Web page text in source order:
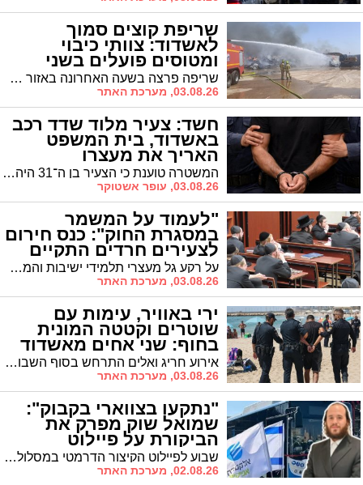
שריפת קוצים סמוך
לאשדוד: צוותי כיבוי
ומטוסים פועלים בשני
מוקדים שריפה פרצה בשעה האחרונה באזור מושב שתולים, סמוך לבית העלמין המקומי. כוחות כיבוי והצלה רבים הוזעקו לזירה לאחר שאש החלה להתפשט בשתי גזרות במקביל, ונעזרים גם בסיוע אווירי כדי לבלום את הלהבות
03.08.26, מערכת האתר
חשד: צעיר מלוד שדד רכב
באשדוד, בית המשפט
האריך את מעצרו
המשטרה טוענת כי הצעיר בן ה־31 היה מעורב בשוד רכב דאצ’יה בעיר יחד עם אחרים. הסנגור טען כי אין ראיות פורנזיות הקושרות את מרשו לאירוע וכי הרכב כבר אותר, אולם בית המשפט קבע כי קיים חשד סביר והאריך את המעצר ביממה
03.08.26, עופר אשטוקר
"לעמוד על המשמר
במסגרת החוק": כנס חירום
לצעירים חרדים התקיים
באשדוד על רקע גל מעצרי תלמידי ישיבות והמתיחות הגוברת סביב סוגיית הגיוס, התקיים אמש (ראשון) כנס חירום ייעודי לצעירים חרדים באחד מבתי הכנסת ברובע ז' באשדוד
03.08.26, מערכת האתר
ירי באוויר, עימות עם
שוטרים וקטטה המונית
בחוף: שני אחים מאשדוד
נעצרו אירוע חריג ואלים התרחש בסוף השבוע האחרון בחוף מי עמי באשדוד, לאחר שדיווח על הצקה למבקרים הוביל לקטטה המונית שבה נאלצו כוחות האכיפה לבצע ירי באוויר
03.08.26, מערכת האתר
"נתקעו בצווארי בקבוק":
שמואל שוק מפרק את
הביקורת על פיילוט
התחבורה באשדוד שבוע לפיילוט הקיצור הדרמטי במסלולי הקווים הבינעירוניים ב'בין הזמנים' באשדוד, השיח בעיר תוסס וחבר מועצת העיר שמואל שוק מוצא עצמו בחזית מול תושבים זועמים • בראיון מיוחד הוא משיב לטענות הקשות, חושף נתונים מאחורי הקלעים ומוכיח: "האוטובוסים היו תקועים בפקקים ולא הגיעו ליעדם – היינו חייבים לשנות כדי שהציבור יוכל לנסוע"
02.08.26, מערכת האתר